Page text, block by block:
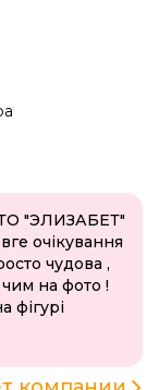
"ЭЛИЗАБЕТ"
очікування
чудова ,
на фото !
фігурі